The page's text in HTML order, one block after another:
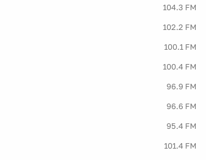
104.3 FM
102.2 FM
100.1 FM
100.4 FM
96.9 FM
96.6 FM
95.4 FM
101.4 FM